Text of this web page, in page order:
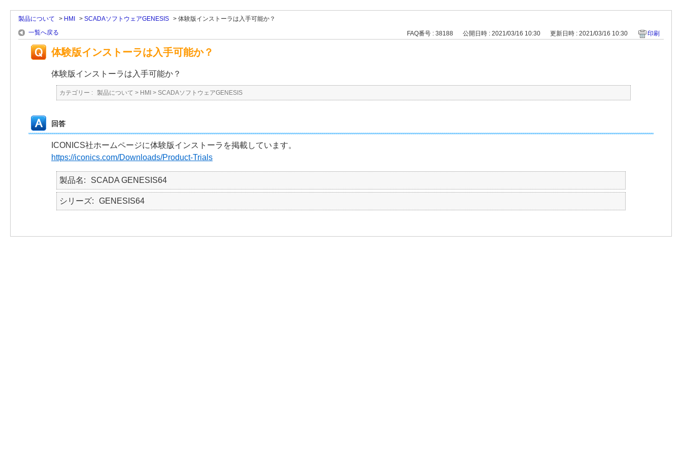
製品について > HMI > SCADAソフトウェアGENESIS > 体験版インストーラは入手可能か？
一覧へ戻る
FAQ番号 : 38188 公開日時 : 2021/03/16 10:30 更新日時 : 2021/03/16 10:30 印刷
体験版インストーラは入手可能か？
体験版インストーラは入手可能か？
カテゴリー : 製品について > HMI > SCADAソフトウェアGENESIS
回答
ICONICS社ホームページに体験版インストーラを掲載しています。
https://iconics.com/Downloads/Product-Trials
製品名 SCADA GENESIS64
シリーズ GENESIS64